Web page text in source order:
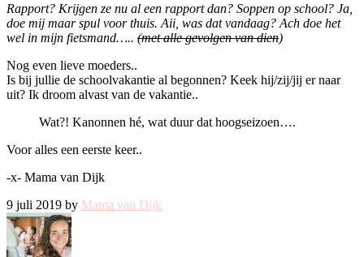
Rapport? Krijgen ze nu al een rapport dan? Soppen op school? Ja,
doe mij maar spul voor thuis. Aii, was dat vandaag? Ach doe het
wel in mijn fietsmand….. (met alle gevolgen van dien)
Nog even lieve moeders..
Is bij jullie de schoolvakantie al begonnen? Keek hij/zij/jij er naar
uit? Ik droom alvast van de vakantie..
Wat?! Kanonnen hé, wat duur dat hoogseizoen….
Voor alles een eerste keer..
-x- Mama van Dijk
9 juli 2019 by Mama van Dijk